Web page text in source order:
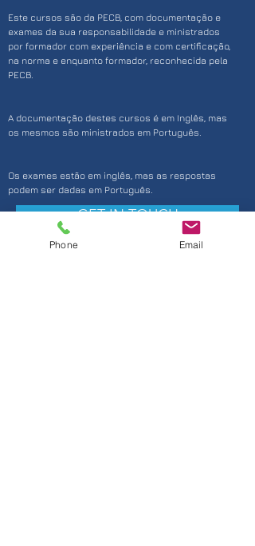
Este cursos são da PECB, com documentação e
exames da sua responsabilidade e ministrados
por formador com experiência e com certificação,
na norma e enquanto formador, reconhecida pela
PECB.
A documentação destes cursos é em Inglês, mas
os mesmos são ministrados em Português.
Os exames estão em inglês, mas as respostas
podem ser dadas em Português.
GET IN TOUCH
Phone Email